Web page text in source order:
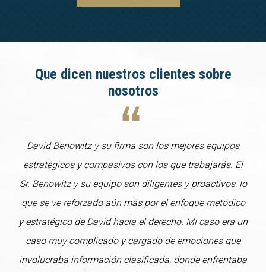
Que dicen nuestros clientes sobre
nosotros
David Benowitz y su firma son los mejores equipos
estratégicos y compasivos con los que trabajarás. El
Sr. Benowitz y su equipo son diligentes y proactivos, lo
que se ve reforzado aún más por el enfoque metódico
y estratégico de David hacia el derecho. Mi caso era un
caso muy complicado y cargado de emociones que
involucraba información clasificada, donde enfrentaba